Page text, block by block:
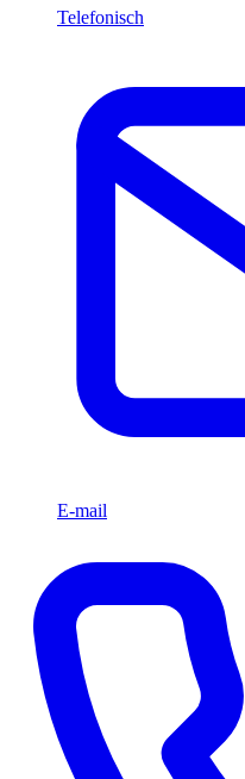
Telefonisch
E-mail